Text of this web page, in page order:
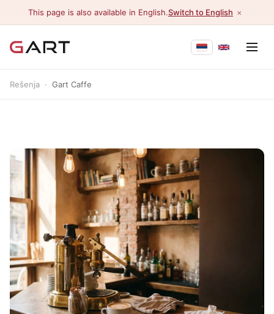
This page is also available in English.Switch to English ×
Rešenja · Gart Caffe